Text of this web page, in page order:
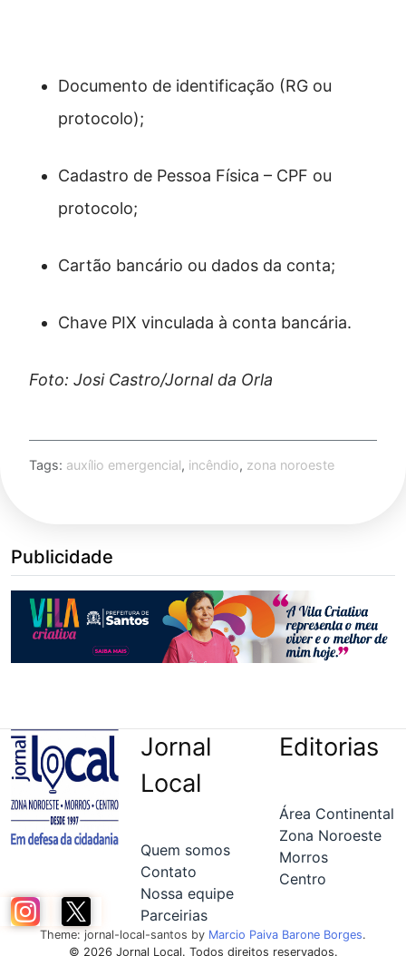
Documento de identificação (RG ou
protocolo);
Cadastro de Pessoa Física – CPF ou
protocolo;
Cartão bancário ou dados da conta;
Chave PIX vinculada à conta bancária.
Foto: Josi Castro/Jornal da Orla
Tags: auxílio emergencial, incêndio, zona noroeste
Publicidade
Jornal
Local
Quem somos
Contato
Nossa equipe
Parceirias
Editorias
Área Continental
Zona Noroeste
Morros
Centro
Theme: jornal-local-santos by Marcio Paiva Barone Borges.
© 2026 Jornal Local. Todos direitos reservados.